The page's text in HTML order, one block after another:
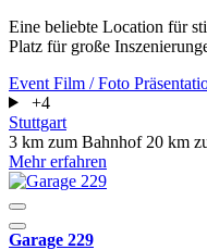
Eine beliebte Location für
Platz für große
Event Film / Foto
+4
Stuttgart
3 km zum Bahnhof 20 km
Mehr erfahren
Garage 229